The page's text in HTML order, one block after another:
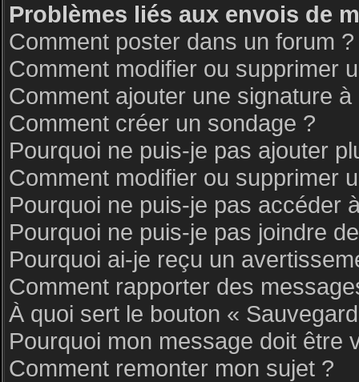
Problèmes liés aux envois de
Comment poster dans un forum ?
Comment modifier ou supprimer
Comment ajouter une signature
Comment créer un sondage ?
Pourquoi ne puis-je pas ajouter
Comment modifier ou supprimer
Pourquoi ne puis-je pas accéder
Pourquoi ne puis-je pas joindre
Pourquoi ai-je reçu un
Comment rapporter des
À quoi sert le bouton «
Pourquoi mon message doit être
Comment remonter mon sujet ?